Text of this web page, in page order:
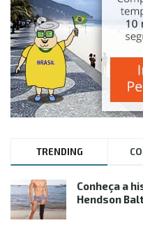
TRENDING
Conheça a
Hendson